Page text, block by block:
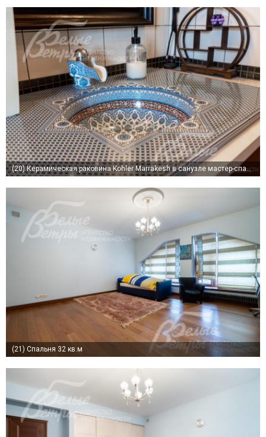
(20)Керамическая раковина Kohler Marrakesh в санузле мастер-спальни
(21) Спальня 32 кв.м